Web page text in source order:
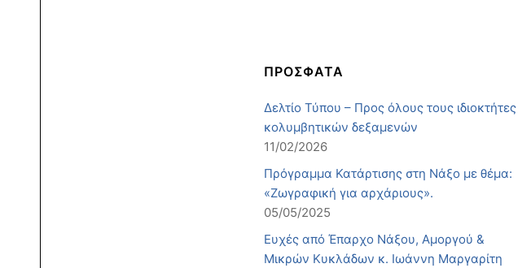
ΠΡΟΣΦΑΤΑ
Δελτίο Τύπου – Προς όλους τους ιδιοκτήτες
κολυμβητικών δεξαμενών
11/02/2026
Πρόγραμμα Κατάρτισης στη Νάξο με θέμα:
«Ζωγραφική για αρχάριους».
05/05/2025
Ευχές από Έπαρχο Νάξου, Αμοργού &
Μικρών Κυκλάδων κ. Ιωάννη Μαργαρίτη